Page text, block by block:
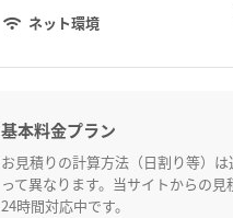
ネット環境
基本料金プラン
お見積りの計算方法（日割り等）は
って異なります。当サイトからの見
24時間対応中です。